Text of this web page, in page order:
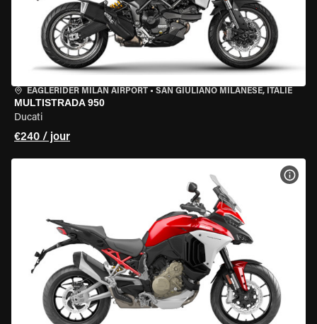
EAGLERIDER MILAN AIRPORT • SAN GIULIANO MILANESE, ITALIE
MULTISTRADA 950
Ducati
€240 / jour